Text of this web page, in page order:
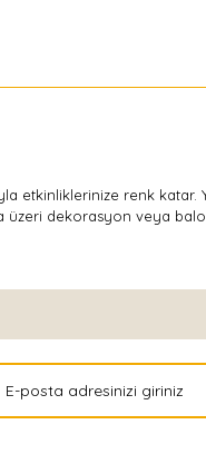
etkinliklerinize renk
üzeri dekorasyon veya